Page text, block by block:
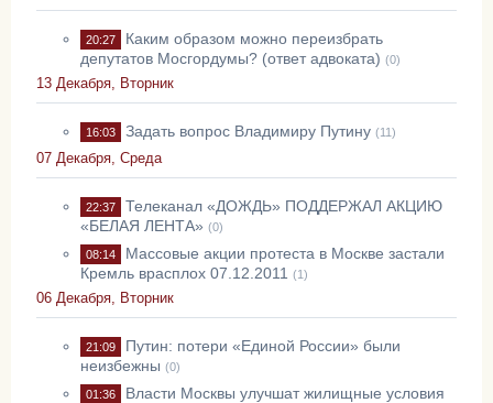
20:27
Каким образом можно переизбрать
депутатов Мосгордумы? (ответ адвоката) (0)
13 Декабря, Вторник
16:03 Задать вопрос Владимиру Путину (11)
07 Декабря, Среда
22:37
Телеканал «ДОЖДЬ» ПОДДЕРЖАЛ АКЦИЮ
«БЕЛАЯ ЛЕНТА» (0)
08:14
Массовые акции протеста в Москве застали
Кремль врасплох 07.12.2011 (1)
06 Декабря, Вторник
21:09
Путин: потери «Единой России» были
неизбежны (0)
01:36
Власти Москвы улучшат жилищные условия